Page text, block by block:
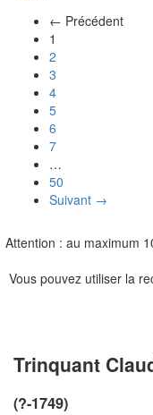
← Précédent
1
2
3
4
5
6
7
…
50
Suivant →
Attention : au maximum
Vous pouvez utiliser la
Trinquant
(?-1749)